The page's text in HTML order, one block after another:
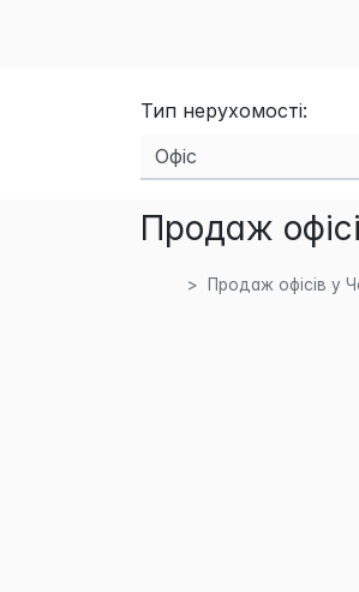
Тип нерухомості:
Продаж
Продаж офісів у